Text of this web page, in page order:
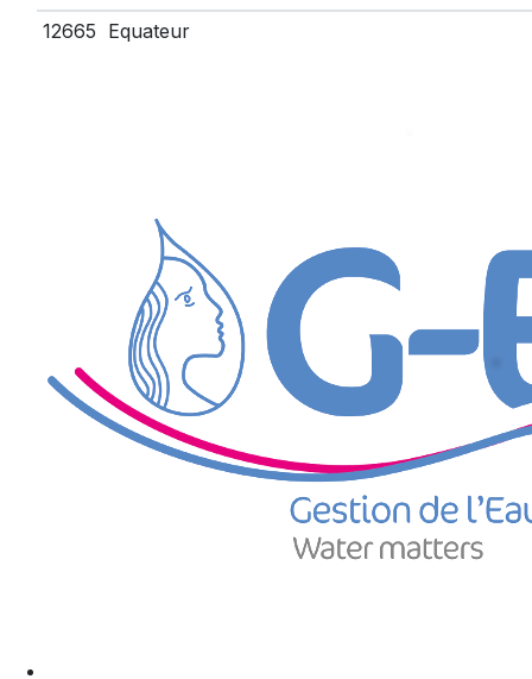
12665 Equateur